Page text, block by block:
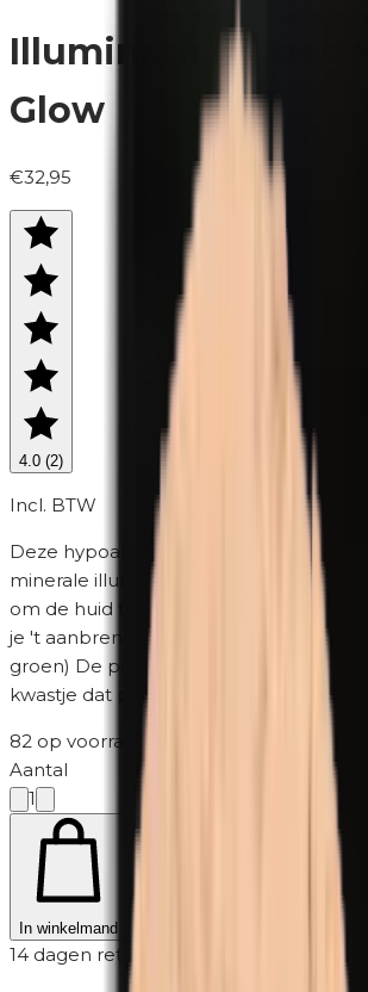
Illuminating
Glow
€32,95
4.0 (2)
Incl. BTW
Deze hypoallergene, parfumvrije,
minerale illuminating poeder voor alle
om de huid te highlighten. De kleur
je 't aanbrengt zie je een glanzende
groen) De poeder wordt geleverd met
kwastje dat precies in het
82 op voorraad
Aantal
1
In winkelmand
14 dagen retour